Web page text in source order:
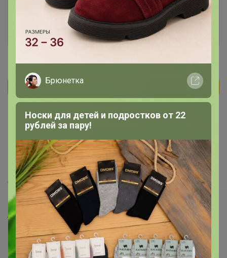
Войти Зарегистрироваться
Как здесь все устроено?
Как сделать заказ?
Как получить?
Доставка
Шоурумы
Торговые марки
Наша команда
В наличии
Брюнетка
Носки для детей и подростков от 22
рублей за пару!